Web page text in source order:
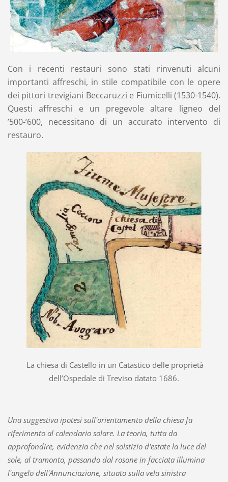
Con i recenti restauri sono stati rinvenuti alcuni
importanti affreschi, in stile compatibile con le opere
dei pittori trevigiani Beccaruzzi e Fiumicelli (1530-1540).
Questi affreschi e un pregevole altare ligneo del
’500-’600, necessitano di un accurato intervento di
restauro.
La chiesa di Castello in un Catastico delle proprietà
dell’Ospedale di Treviso datato 1686.
Una suggestiva ipotesi sull'orientamento della chiesa fa
riferimento al calendario solare. La teoria, tutta da
approfondire, evidenzia che nel solstizio d'estate la luce del
sole, al tramonto, passando dal rosone in facciata illumina
l'angelo dell'Annunciazione, situato sulla vela sinistra